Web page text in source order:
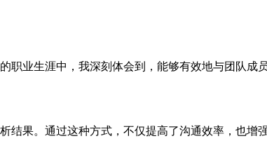
业生涯中，我深刻体会到，能够有效地与团队成
果。通过这种方式，不仅提高了沟通效率，也增